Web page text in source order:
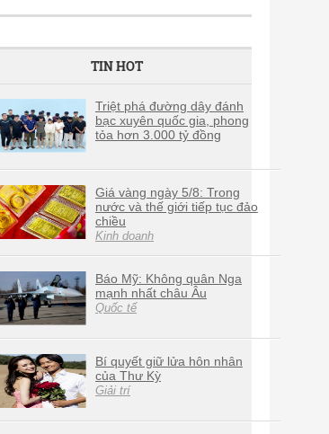
TIN HOT
Triệt phá đường dây đánh
bạc xuyên quốc gia, phong
tỏa hơn 3.000 tỷ đồng
Giá vàng ngày 5/8: Trong
nước và thế giới tiếp tục đảo
chiều
Kinh doanh
Báo Mỹ: Không quân Nga
mạnh nhất châu Âu
Quốc tế
Bí quyết giữ lửa hôn nhân
của Thư Kỳ
Giải trí